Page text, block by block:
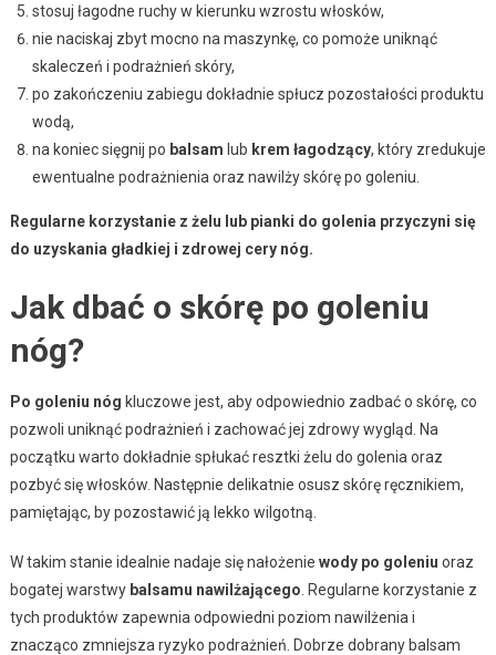
stosuj łagodne ruchy w kierunku wzrostu włosków,
nie naciskaj zbyt mocno na maszynkę, co pomoże uniknąć
skaleczeń i podrażnień skóry,
po zakończeniu zabiegu dokładnie spłucz pozostałości produktu
wodą,
na koniec sięgnij po balsam lub krem łagodzący, który zredukuje
ewentualne podrażnienia oraz nawilży skórę po goleniu.
Regularne korzystanie z żelu lub pianki do golenia przyczyni się
do uzyskania gładkiej i zdrowej cery nóg.
Jak dbać o skórę po goleniu
nóg?
Po goleniu nóg kluczowe jest, aby odpowiednio zadbać o skórę, co
pozwoli uniknąć podrażnień i zachować jej zdrowy wygląd. Na
początku warto dokładnie spłukać resztki żelu do golenia oraz
pozbyć się włosków. Następnie delikatnie osusz skórę ręcznikiem,
pamiętając, by pozostawić ją lekko wilgotną.
W takim stanie idealnie nadaje się nałożenie wody po goleniu oraz
bogatej warstwy balsamu nawilżającego . Regularne korzystanie z
tych produktów zapewnia odpowiedni poziom nawilżenia i
znacząco zmniejsza ryzyko podrażnień. Dobrze dobrany balsam